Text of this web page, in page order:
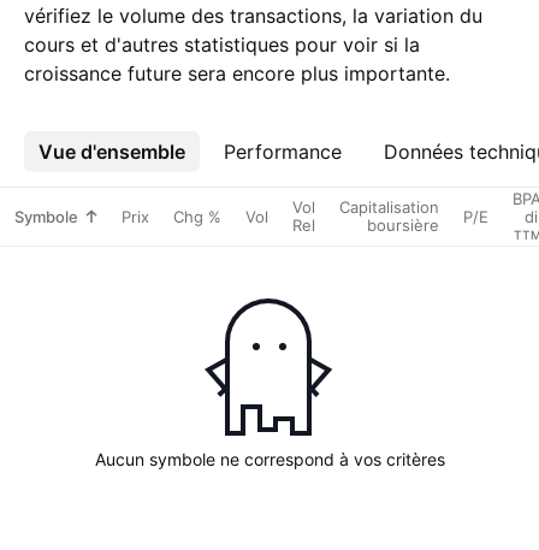
vérifiez le volume des transactions, la variation du
cours et d'autres statistiques pour voir si la
croissance future sera encore plus importante.
Vue d'ensemble Performance Données
Plus
Symbole Prix Chg % Vol
Vol
Rel
Capitalisation
boursière
P/E
Aucun symbole ne correspond à vos critères